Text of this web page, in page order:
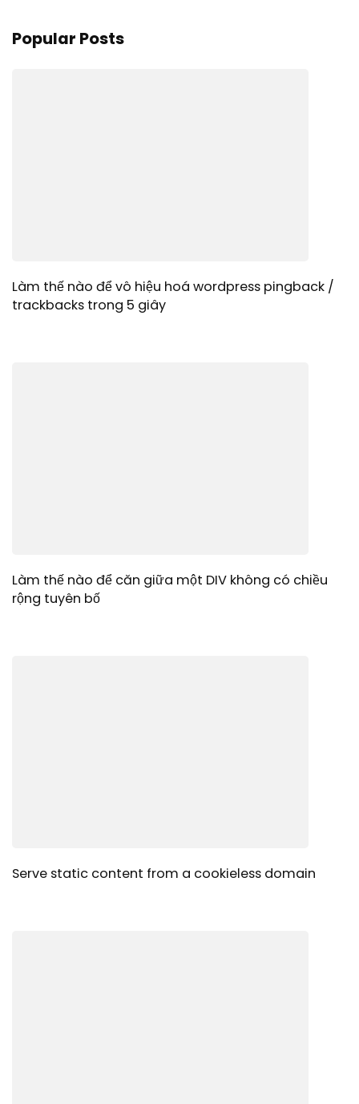
Popular Posts
Làm thế nào để vô hiệu hoá wordpress pingback /
trackbacks trong 5 giây
Làm thế nào để căn giữa một DIV không có chiều
rộng tuyên bố
Serve static content from a cookieless domain